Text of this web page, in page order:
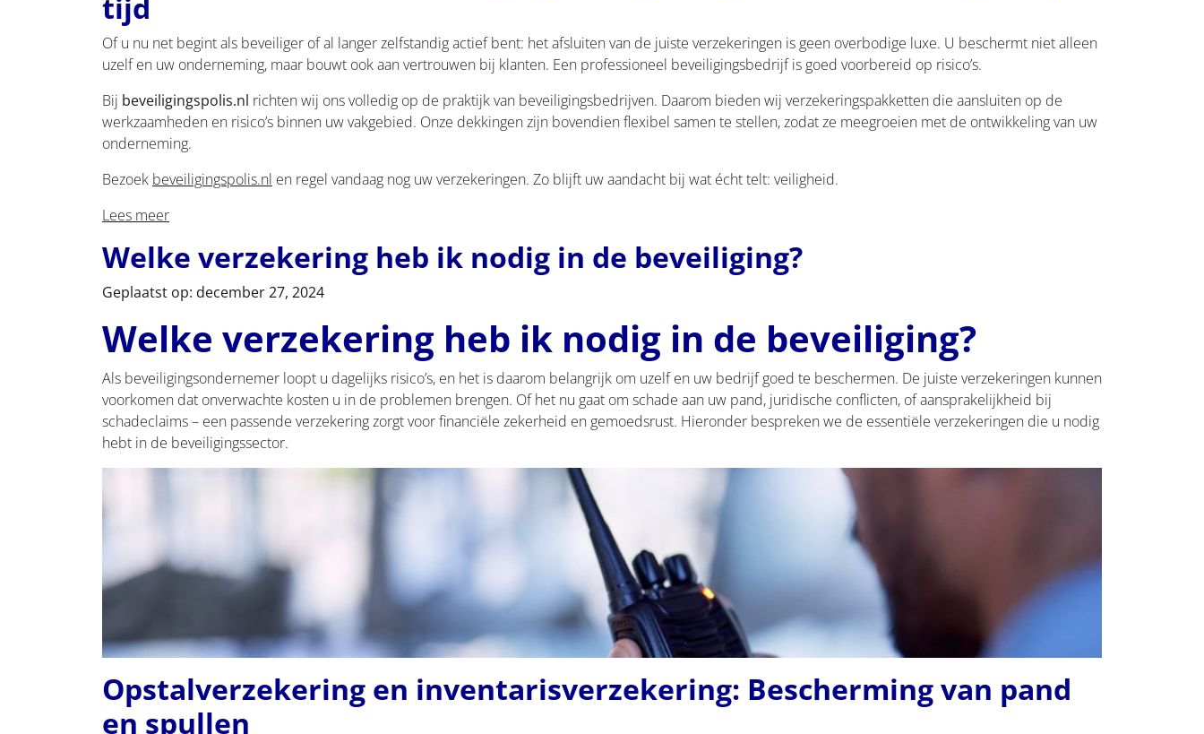
tijd
Of u nu net begint als beveiliger of al langer zelfstandig actief bent: het afsluiten van de juiste verzekeringen is geen overbodige luxe. U beschermt niet alleen
uzelf en uw onderneming, maar bouwt ook aan vertrouwen bij klanten. Een professioneel beveiligingsbedrijf is goed voorbereid op risico’s.
Bij beveiligingspolis.nl richten wij ons volledig op de praktijk van beveiligingsbedrijven. Daarom bieden wij verzekeringspakketten die aansluiten op de
werkzaamheden en risico’s binnen uw vakgebied. Onze dekkingen zijn bovendien flexibel samen te stellen, zodat ze meegroeien met de ontwikkeling van uw
onderneming.
Bezoek beveiligingspolis.nl en regel vandaag nog uw verzekeringen. Zo blijft uw aandacht bij wat écht telt: veiligheid.
Lees meer
Welke verzekering heb ik nodig in de beveiliging?
Geplaatst op: december 27, 2024
Welke verzekering heb ik nodig in de beveiliging?
Als beveiligingsondernemer loopt u dagelijks risico’s, en het is daarom belangrijk om uzelf en uw bedrijf goed te beschermen. De juiste verzekeringen kunnen
voorkomen dat onverwachte kosten u in de problemen brengen. Of het nu gaat om schade aan uw pand, juridische conflicten, of aansprakelijkheid bij
schadeclaims – een passende verzekering zorgt voor financiële zekerheid en gemoedsrust. Hieronder bespreken we de essentiële verzekeringen die u nodig
hebt in de beveiligingssector.
Opstalverzekering en inventarisverzekering: Bescherming van pand
en spullen